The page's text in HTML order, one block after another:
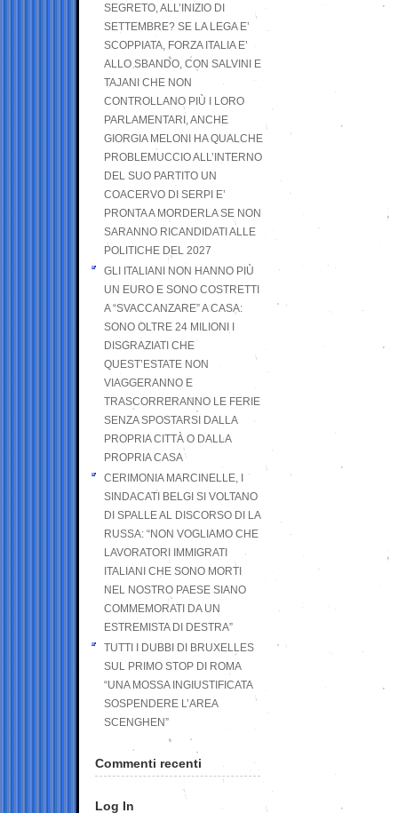
SEGRETO, ALL’INIZIO DI
SETTEMBRE? SE LA LEGA E’
SCOPPIATA, FORZA ITALIA E’
ALLO SBANDO, CON SALVINI E
TAJANI CHE NON
CONTROLLANO PIÙ I LORO
PARLAMENTARI, ANCHE
GIORGIA MELONI HA QUALCHE
PROBLEMUCCIO ALL’INTERNO
DEL SUO PARTITO UN
COACERVO DI SERPI E’
PRONTA A MORDERLA SE NON
SARANNO RICANDIDATI ALLE
POLITICHE DEL 2027
GLI ITALIANI NON HANNO PIÙ
UN EURO E SONO COSTRETTI
A “SVACCANZARE” A CASA:
SONO OLTRE 24 MILIONI I
DISGRAZIATI CHE
QUEST’ESTATE NON
VIAGGERANNO E
TRASCORRERANNO LE FERIE
SENZA SPOSTARSI DALLA
PROPRIA CITTÀ O DALLA
PROPRIA CASA
CERIMONIA MARCINELLE, I
SINDACATI BELGI SI VOLTANO
DI SPALLE AL DISCORSO DI LA
RUSSA: “NON VOGLIAMO CHE
LAVORATORI IMMIGRATI
ITALIANI CHE SONO MORTI
NEL NOSTRO PAESE SIANO
COMMEMORATI DA UN
ESTREMISTA DI DESTRA”
TUTTI I DUBBI DI BRUXELLES
SUL PRIMO STOP DI ROMA
“UNA MOSSA INGIUSTIFICATA
SOSPENDERE L’AREA
SCENGHEN”
Commenti recenti
Log In